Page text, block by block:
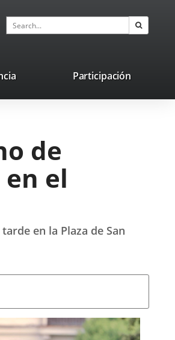
Search
Participación
de
el
en la Plaza de San